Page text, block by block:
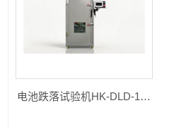
电池跌落试验机HK-DLD-1500